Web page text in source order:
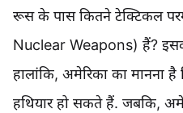
रूस के पास कितने टेक्टिकल
Nuclear Weapons) हैं?
हालांकि, अमेरिका का मानना
हथियार हो सकते हैं. जबकि,